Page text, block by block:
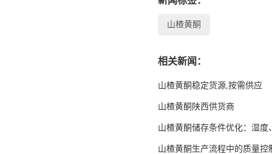
山楂黄酮
相关新闻：
山楂黄酮稳定货源,按需供应
山楂黄酮陕西供货商
山楂黄酮储存条件优化：湿度
山楂黄酮生产流程中的质量控